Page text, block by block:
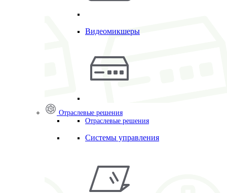
Видеомикшеры
Отраслевые решения
Отраслевые решения
Системы управления